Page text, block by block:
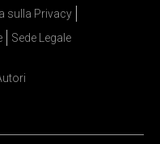
sulla Privacy
Sede Legale